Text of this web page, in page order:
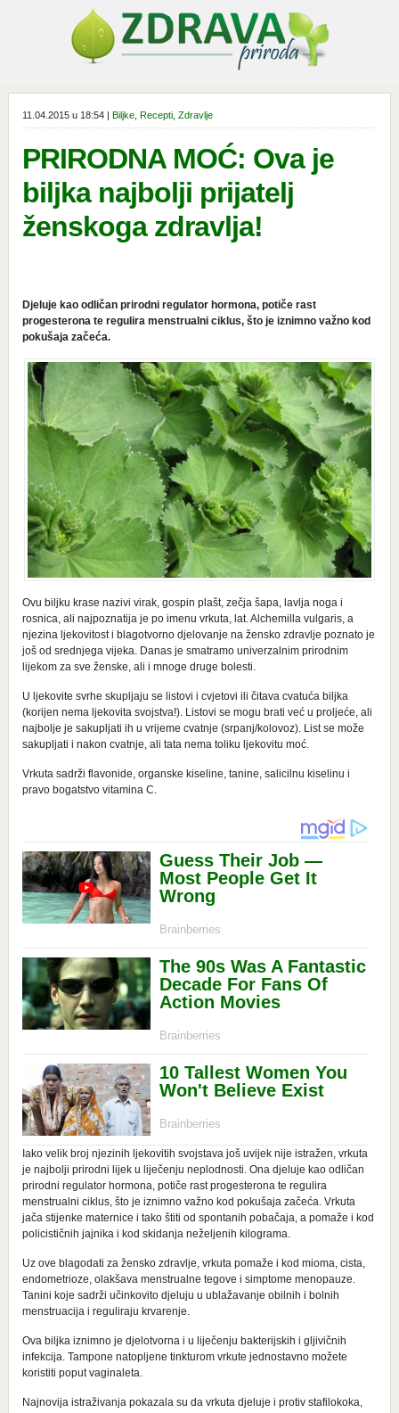
11.04.2015 u 18:54 | Biljke, Recepti, Zdravlje
PRIRODNA MOĆ: Ova je
biljka najbolji prijatelj
ženskoga zdravlja!
Djeluje kao odličan prirodni regulator hormona, potiče rast
progesterona te regulira menstrualni ciklus, što je iznimno važno kod
pokušaja začeća.
Ovu biljku krase nazivi virak, gospin plašt, zečja šapa, lavlja noga i
rosnica, ali najpoznatija je po imenu vrkuta, lat. Alchemilla vulgaris, a
njezina ljekovitost i blagotvorno djelovanje na žensko zdravlje poznato je
još od srednjega vijeka. Danas je smatramo univerzalnim prirodnim
lijekom za sve ženske, ali i mnoge druge bolesti.
U ljekovite svrhe skupljaju se listovi i cvjetovi ili čitava cvatuća biljka
(korijen nema ljekovita svojstva!). Listovi se mogu brati već u proljeće, ali
najbolje je sakupljati ih u vrijeme cvatnje (srpanj/kolovoz). List se može
sakupljati i nakon cvatnje, ali tata nema toliku ljekovitu moć.
Vrkuta sadrži flavonide, organske kiseline, tanine, salicilnu kiselinu i
pravo bogatstvo vitamina C.
Iako velik broj njezinih ljekovitih svojstava još uvijek nije istražen, vrkuta
je najbolji prirodni lijek u liječenju neplodnosti. Ona djeluje kao odličan
prirodni regulator hormona, potiče rast progesterona te regulira
menstrualni ciklus, što je iznimno važno kod pokušaja začeća. Vrkuta
jača stijenke maternice i tako štiti od spontanih pobačaja, a pomaže i kod
policističnih jajnika i kod skidanja neželjenih kilograma.
Uz ove blagodati za žensko zdravlje, vrkuta pomaže i kod mioma, cista,
endometrioze, olakšava menstrualne tegove i simptome menopauze.
Tanini koje sadrži učinkovito djeluju u ublažavanje obilnih i bolnih
menstruacija i reguliraju krvarenje.
Ova biljka iznimno je djelotvorna i u liječenju bakterijskih i gljivičnih
infekcija. Tampone natopljene tinkturom vrkute jednostavno možete
koristiti poput vaginaleta.
Najnovija istraživanja pokazala su da vrkuta djeluje i protiv stafilokoka,